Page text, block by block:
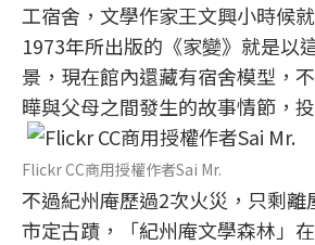
工宿舍，文學作家王文興小時候
1973年所出版的《家變》就是以
景，現在館內還藏有宿舍模型，
曄與父母之間發生的故事情節，
Flickr CC商用授權作者Sai Mr.
不過紀州庵歷過2次火災，只剩離
市定古蹟，「紀州庵文學森林」